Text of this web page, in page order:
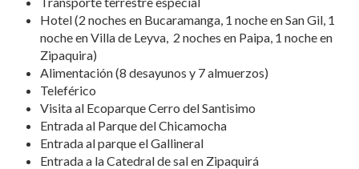
Hotel (2 noches en Bucaramanga, 1 noche en San Gil, 1
noche en Villa de Leyva, 2 noches en Paipa, 1 noche en
Zipaquira)
Alimentación (8 desayunos y 7 almuerzos)
Teleférico
Visita al Ecoparque Cerro del Santisimo
Entrada al Parque del Chicamocha
Entrada al parque el Gallineral
Entrada a la Catedral de sal en Zipaquirá